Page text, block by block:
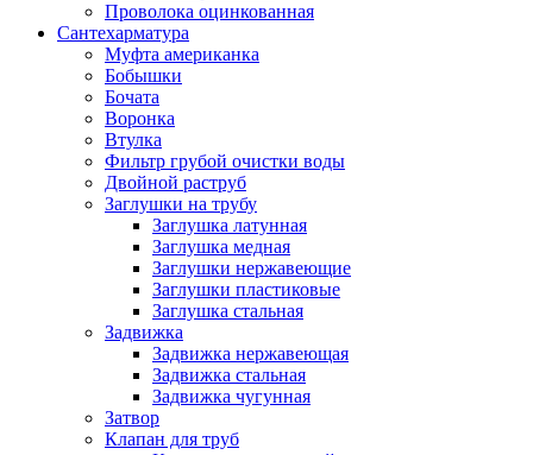
Проволока оцинкованная
Сантехарматура
Муфта американка
Бобышки
Бочата
Воронка
Втулка
Фильтр грубой очистки воды
Двойной раструб
Заглушки на трубу
Заглушка латунная
Заглушка медная
Заглушки нержавеющие
Заглушки пластиковые
Заглушка стальная
Задвижка
Задвижка нержавеющая
Задвижка стальная
Задвижка чугунная
Затвор
Клапан для труб